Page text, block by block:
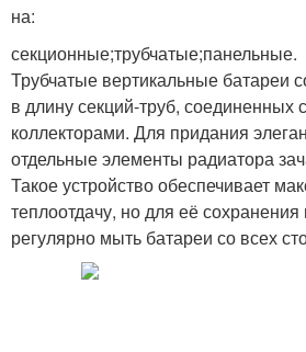
на:
секционные;трубчатые;панельные.
Трубчатые вертикальные батареи
в длину секций-труб, соединенных
коллекторами. Для придания
отдельные элементы радиатора
Такое устройство обеспечивает
теплоотдачу, но для её
регулярно мыть батареи со всех